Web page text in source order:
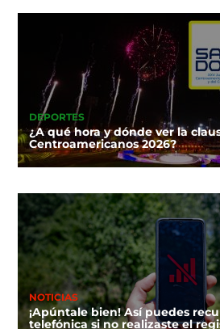
DEPORTES
¿A qué hora y dónde ver la
Centroamericanos 2026?
NOTICIAS
¡Apúntale bien! Así puedes
telefónica si no realizaste el